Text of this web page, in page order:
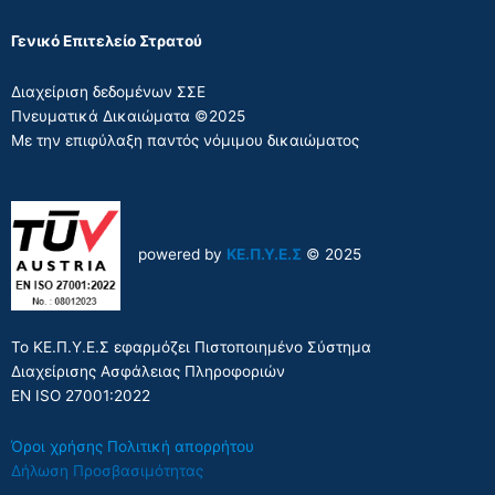
Γενικό Επιτελείο Στρατού
Διαχείριση δεδομένων ΣΣΕ
Πνευματικά Δικαιώματα ©2025
Με την επιφύλαξη παντός νόμιμου δικαιώματος
powered by ΚΕ.Π.Υ.Ε.Σ © 2025
Το ΚΕ.Π.Υ.Ε.Σ εφαρμόζει Πιστοποιημένο Σύστημα
Διαχείρισης Ασφάλειας Πληροφοριών
EN ISO 27001:2022
Όροι χρήσης Πολιτική απορρήτου
Δήλωση Προσβασιμότητας